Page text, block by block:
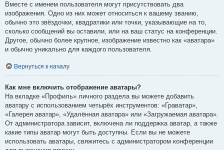
Вместе с именем пользователя могут присутствовать два
изображения. Одно из них может относиться к вашему званию,
обычно это звёздочки, квадратики или точки, указывающие на то,
сколько сообщений вы оставили, или на ваш статус на конференции.
Другое, обычно более крупное, изображение известно как «аватара»
и обычно уникально для каждого пользователя.
Вернуться к началу
Как мне включить отображение аватары?
На вкладке «Профиль» личного раздела вы можете добавить
аватару с использованием четырёх инструментов: «Граватар»,
«Галерея аватар», «Удалённая аватара» или «Загружаемая аватара».
От администратора зависит, включена ли поддержка аватар, а также
какие типы аватар могут быть доступны. Если вы не можете
использовать аватары, свяжитесь с администратором конференции